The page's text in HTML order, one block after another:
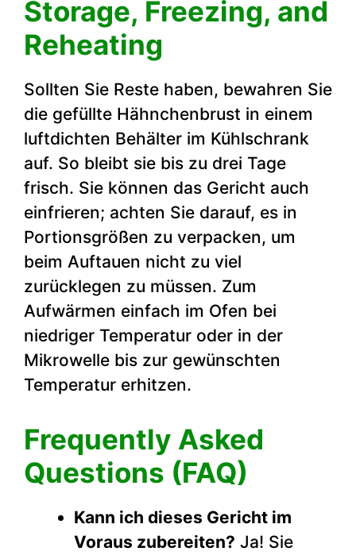
Storage, Freezing, and
Reheating
Sollten Sie Reste haben, bewahren Sie
die gefüllte Hähnchenbrust in einem
luftdichten Behälter im Kühlschrank
auf. So bleibt sie bis zu drei Tage
frisch. Sie können das Gericht auch
einfrieren; achten Sie darauf, es in
Portionsgrößen zu verpacken, um
beim Auftauen nicht zu viel
zurücklegen zu müssen. Zum
Aufwärmen einfach im Ofen bei
niedriger Temperatur oder in der
Mikrowelle bis zur gewünschten
Temperatur erhitzen.
Frequently Asked
Questions (FAQ)
Kann ich dieses Gericht im
Voraus zubereiten? Ja! Sie